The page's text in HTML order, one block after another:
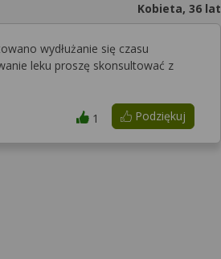
Kobieta, 36 lat
wydłużanie się czasu
leku proszę skonsultować z
Podziękuj
1